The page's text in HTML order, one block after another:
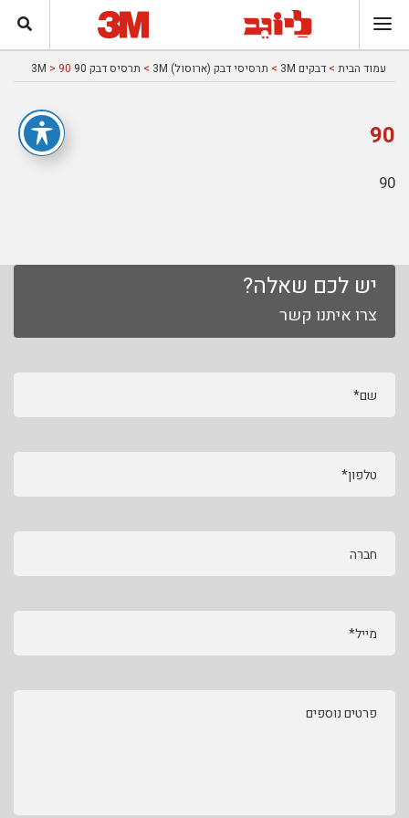
עמוד הבית > דבקים 3M > תרסיסי דבק (ארוסול) 3M > תרסיס דבק 90 3M > 90
90
90
יש לכם שאלה?
צרו איתנו קשר
שם*
טלפון*
חברה
מייל*
פרטים נוספים